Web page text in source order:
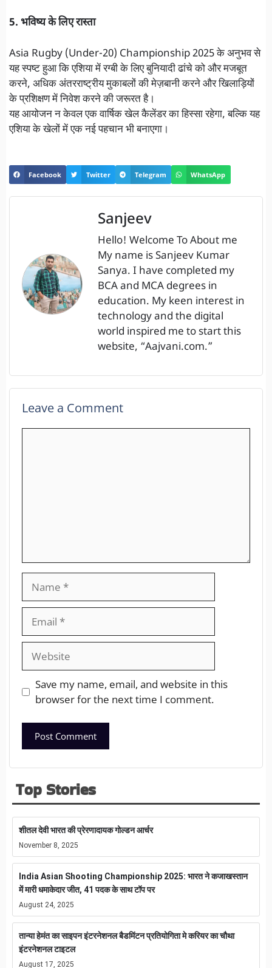
5. भविष्य के लिए रास्ता
Asia Rugby (Under-20) Championship 2025 के अनुभव से
यह स्पष्ट हुआ कि एशिया में रग्बी के लिए बुनियादी ढांचे को और मजबूत
करने, अधिक अंतरराष्ट्रीय मुकाबलों की मेज़बानी करने और खिलाड़ियों
के प्रशिक्षण में निवेश करने की जरूरत है।
यह आयोजन न केवल एक वार्षिक खेल कैलेंडर का हिस्सा रहेगा, बल्कि यह
एशिया के खेलों में एक नई पहचान भी बनाएगा।
Facebook Twitter Telegram WhatsApp
Sanjeev
Hello! Welcome To About me
My name is Sanjeev Kumar
Sanya. I have completed my
BCA and MCA degrees in
education. My keen interest in
technology and the digital
world inspired me to start this
website, “Aajvani.com.”
Leave a Comment
Save my name, email, and website in this
browser for the next time I comment.
Top Stories
शीतल देवी भारत की प्रेरणादायक गोल्डन आर्चर
November 8, 2025
India Asian Shooting Championship 2025: भारत ने कजाखस्तान
में मारी धमाकेदार जीत, 41 पदक के साथ टॉप पर
August 24, 2025
तान्या हेमंत का साइपन इंटरनेशनल बैडमिंटन प्रतियोगिता मे करियर का चौथा
इंटरनेशनल टाइटल
August 17, 2025